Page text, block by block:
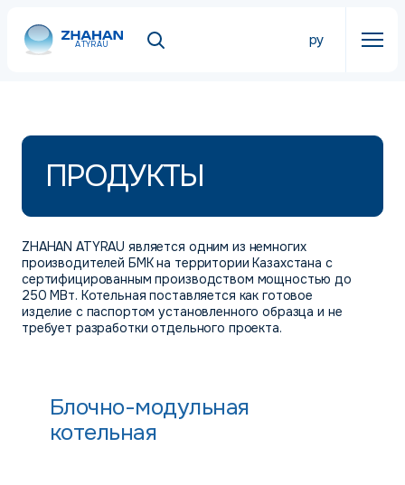
ATYRAU ру
ПРОДУКТЫ
ZHAHAN ATYRAU является одним из немногих
производителей БМК на территории Казахстана с
сертифицированным производством мощностью до
250 МВт. Котельная поставляется как готовое
изделие с паспортом установленного образца и не
требует разработки отдельного проекта.
Блочно-модульная
котельная